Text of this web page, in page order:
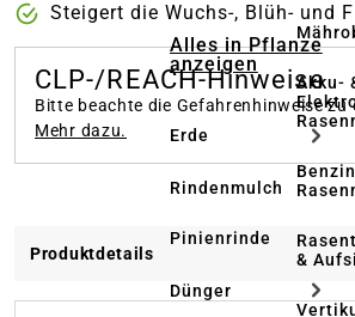
Alles in Pflanze
anzeigen
Erde
Rindenmulch
Pinienrinde
Dünger
Akku-
&
Steigert die Wuchs-, Blüh- und
CLP-/REACH-Hinweise
Bitte beachte die Gefahrenhinweise zu
Mehr dazu.
Produktdetails